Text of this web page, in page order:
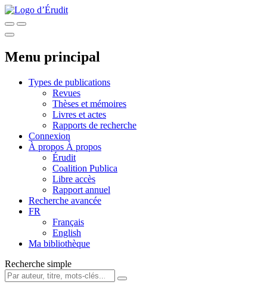
Menu principal
Types de publications
Revues
Thèses et mémoires
Livres et actes
Rapports de recherche
Connexion
À propos À propos
Érudit
Coalition Publica
Libre accès
Rapport annuel
Recherche avancée
FR
Français
English
Ma bibliothèque
Recherche simple